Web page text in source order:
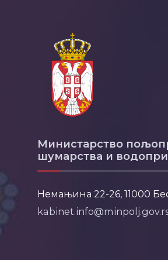
Министарство
шумарства и
Немањина 22-26, 11000